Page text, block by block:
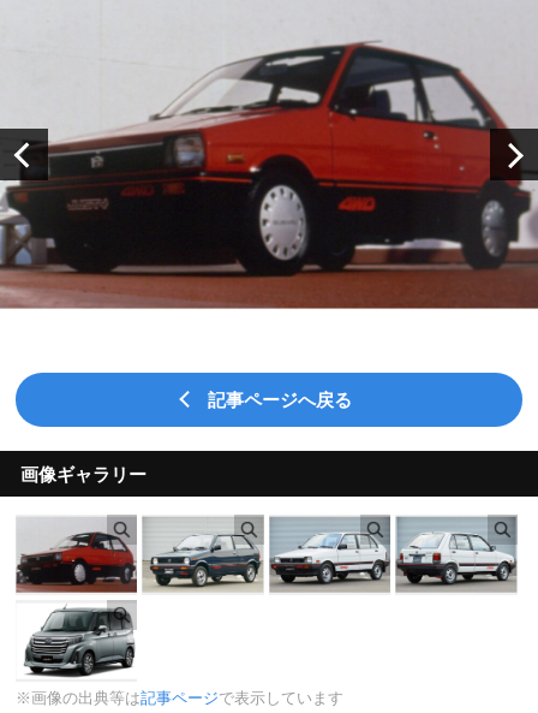
記事ページへ戻る
画像ギャラリー
※画像の出典等は記事ページで表示しています